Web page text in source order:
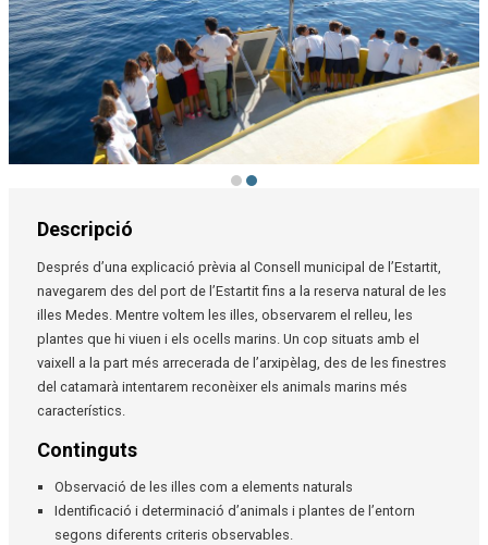
Descripció
Després d’una explicació prèvia al Consell municipal de l’Estartit,
navegarem des del port de l’Estartit fins a la reserva natural de les
illes Medes. Mentre voltem les illes, observarem el relleu, les
plantes que hi viuen i els ocells marins. Un cop situats amb el
vaixell a la part més arrecerada de l’arxipèlag, des de les finestres
del catamarà intentarem reconèixer els animals marins més
característics.
Continguts
Observació de les illes com a elements naturals
Identificació i determinació d’animals i plantes de l’entorn
segons diferents criteris observables.